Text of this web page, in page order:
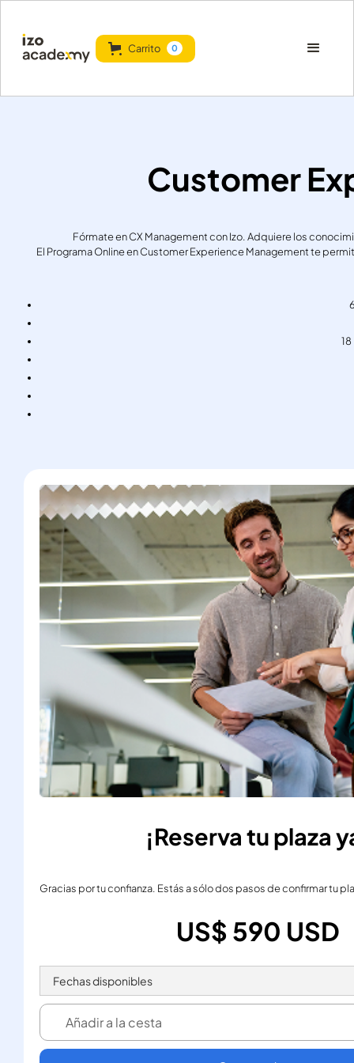
Carrito 0
Customer
Fórmate en CX Management con Izo. Adquiere los
El Programa Online en Customer Experience Management te
¡Reserva tu plaza
Gracias por tu confianza. Estás a sólo dos pasos de confirmar tu
US$ 590 USD